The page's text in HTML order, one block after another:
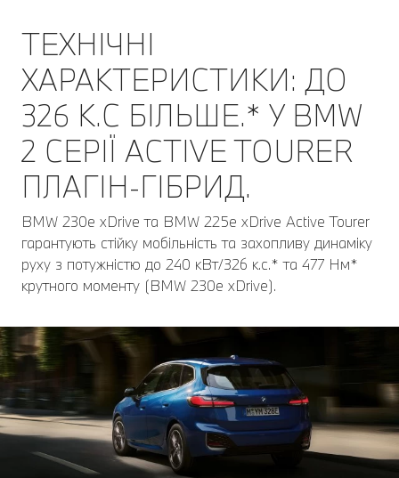
ТЕХНІЧНІ
ХАРАКТЕРИСТИКИ: ДО
326 К.С БІЛЬШЕ.* У BMW
2 СЕРІЇ ACTIVE TOURER
ПЛАГІН-ГІБРИД.
BMW 230e xDrive та BMW 225e xDrive Active Tourer
гарантують стійку мобільність та захопливу динаміку
руху з потужністю до 240 кВт/326 к.с.* та 477 Нм*
крутного моменту (BMW 230e xDrive).